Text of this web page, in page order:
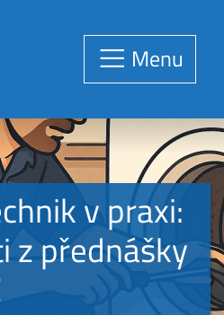
Menu
v praxi:
z přednášky